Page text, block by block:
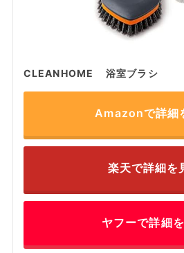
CLEANHOME 浴室ブラシ
Amazonで詳細
楽天で詳細を
ヤフーで詳細